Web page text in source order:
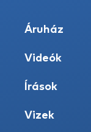
Áruház
Videók
Írások
Vizek